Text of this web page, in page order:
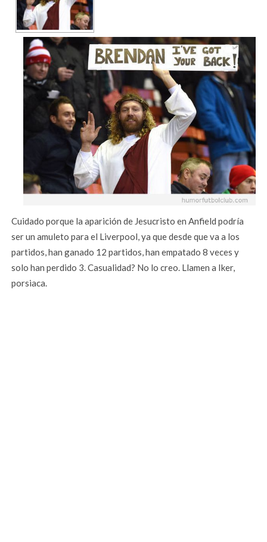
Cuidado porque la aparición de Jesucristo en Anfield podría
ser un amuleto para el Liverpool, ya que desde que va a los
partidos, han ganado 12 partidos, han empatado 8 veces y
solo han perdido 3. Casualidad? No lo creo. Llamen a Iker,
porsiaca.